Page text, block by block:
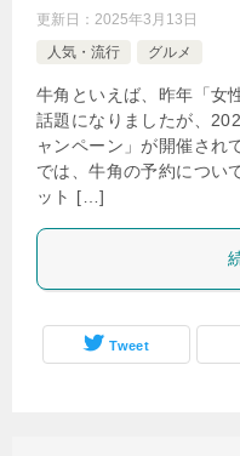
更新日： 2025年3月13日
人気・流行
グルメ
牛角といえば、昨年「女
話題になりましたが、
ャンペーン」が開催され
では、牛角の予約につい
ット […]
Tweet